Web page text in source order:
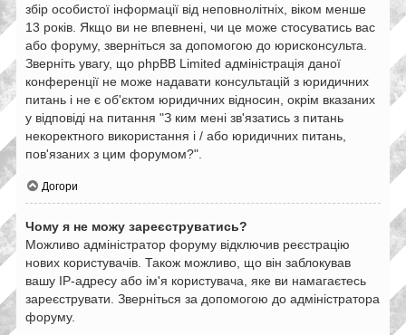
збір особистої інформації від неповнолітніх, віком менше
13 років. Якщо ви не впевнені, чи це може стосуватись вас
або форуму, зверніться за допомогою до юрисконсульта.
Зверніть увагу, що phpBB Limited адміністрація даної
конференції не може надавати консультацій з юридичних
питань і не є об'єктом юридичних відносин, окрім вказаних
у відповіді на питання "З ким мені зв'язатись з питань
некоректного використання і / або юридичних питань,
пов'язаних з цим форумом?".
Догори
Чому я не можу зареєструватись?
Можливо адміністратор форуму відключив реєстрацію
нових користувачів. Також можливо, що він заблокував
вашу IP-адресу або ім'я користувача, яке ви намагаєтесь
зареєструвати. Зверніться за допомогою до адміністратора
форуму.